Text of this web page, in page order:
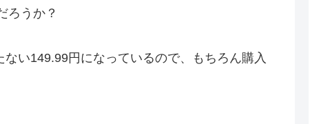
ろうか？
い149.99円になっているので、もちろん購入